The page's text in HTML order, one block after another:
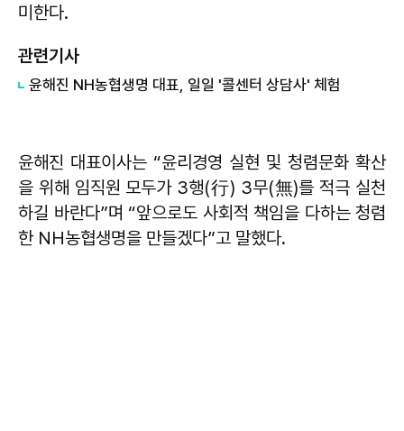
미한다.
관련기사
윤해진 NH농협생명 대표, 일일 '콜센터 상담사' 체험
윤해진 대표이사는 “윤리경영 실현 및 청렴문화 확산
을 위해 임직원 모두가 3행(行) 3무(無)를 적극 실천
하길 바란다”며 “앞으로도 사회적 책임을 다하는 청렴
한 NH농협생명을 만들겠다”고 말했다.